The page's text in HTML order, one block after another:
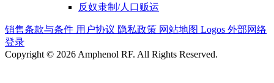
反奴隶制/人口贩运
销售条款与条件 用户协议 隐私政策 网站地图 Logos 外部网络
登录
Copyright © 2026 Amphenol RF. All Rights Reserved.